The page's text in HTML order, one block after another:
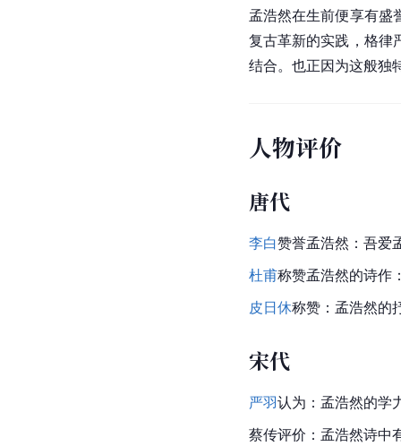
孟浩然在生前便享有盛
复古革新的实践，格律
结合。也正因为这般独
人物评价
唐代
李白赞誉孟浩然：吾爱
杜甫称赞孟浩然的诗作
皮日休称赞：孟浩然的
宋代
严羽认为：孟浩然的学
蔡传评价：孟浩然诗中